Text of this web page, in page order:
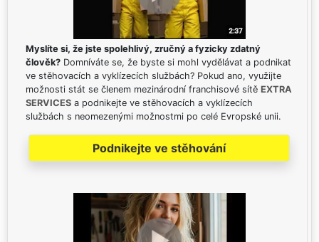
Myslíte si, že jste spolehlivý, zručný a fyzicky zdatný
člověk? Domníváte se, že byste si mohl vydělávat a podnikat
ve stěhovacích a vyklízecích službách? Pokud ano, využijte
možnosti stát se členem mezinárodní franchisové sítě EXTRA
SERVICES a podnikejte ve stěhovacích a vyklízecích
službách s neomezenými možnostmi po celé Evropské unii.
Podnikejte ve stěhování